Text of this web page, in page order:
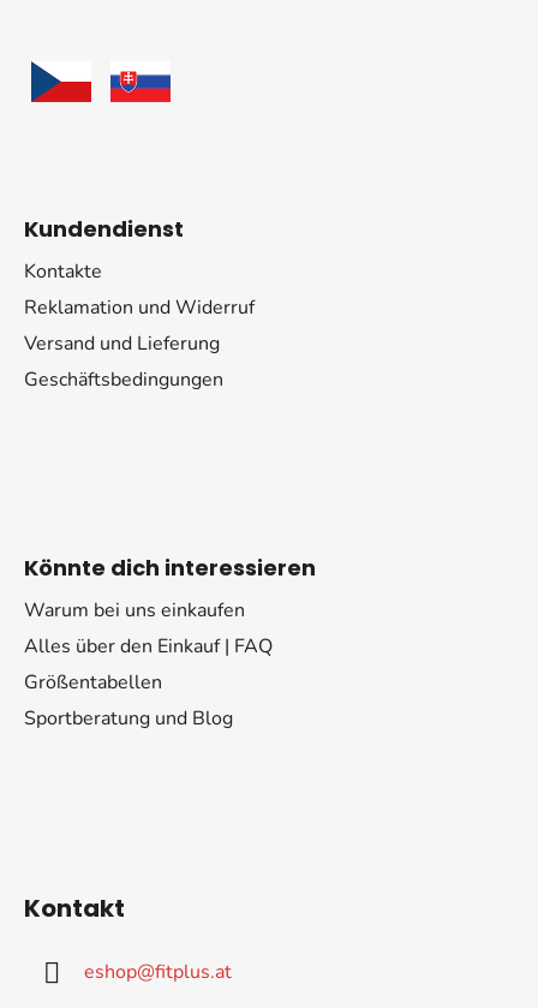
Kundendienst
Kontakte
Reklamation und Widerruf
Versand und Lieferung
Geschäftsbedingungen
Könnte dich interessieren
Warum bei uns einkaufen
Alles über den Einkauf | FAQ
Größentabellen
Sportberatung und Blog
Kontakt
eshop@fitplus.at